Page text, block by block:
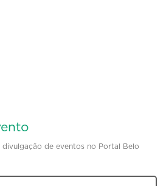
divulgação de eventos no Portal Belo